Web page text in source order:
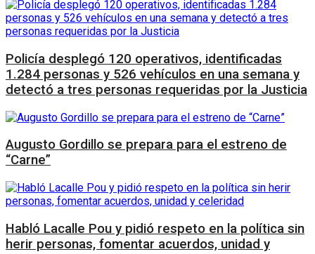
Policía desplegó 120 operativos, identificadas
1.284 personas y 526 vehículos en una semana y
detectó a tres personas requeridas por la Justicia
Augusto Gordillo se prepara para el estreno de
“Carne”
Habló Lacalle Pou y pidió respeto en la política sin
herir personas, fomentar acuerdos, unidad y